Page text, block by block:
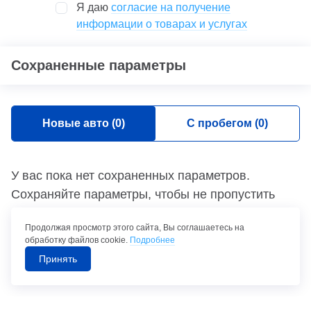
Я даю согласие на получение
информации о товарах и услугах
Сохраненные параметры
Новые авто (0) С пробегом (0)
У вас пока нет сохраненных параметров.
Сохраняйте параметры, чтобы не пропустить
Подобрать автомобиль
Продолжая просмотр этого сайта, Вы соглашаетесь на
обработку файлов cookie. Подробнее
Принять